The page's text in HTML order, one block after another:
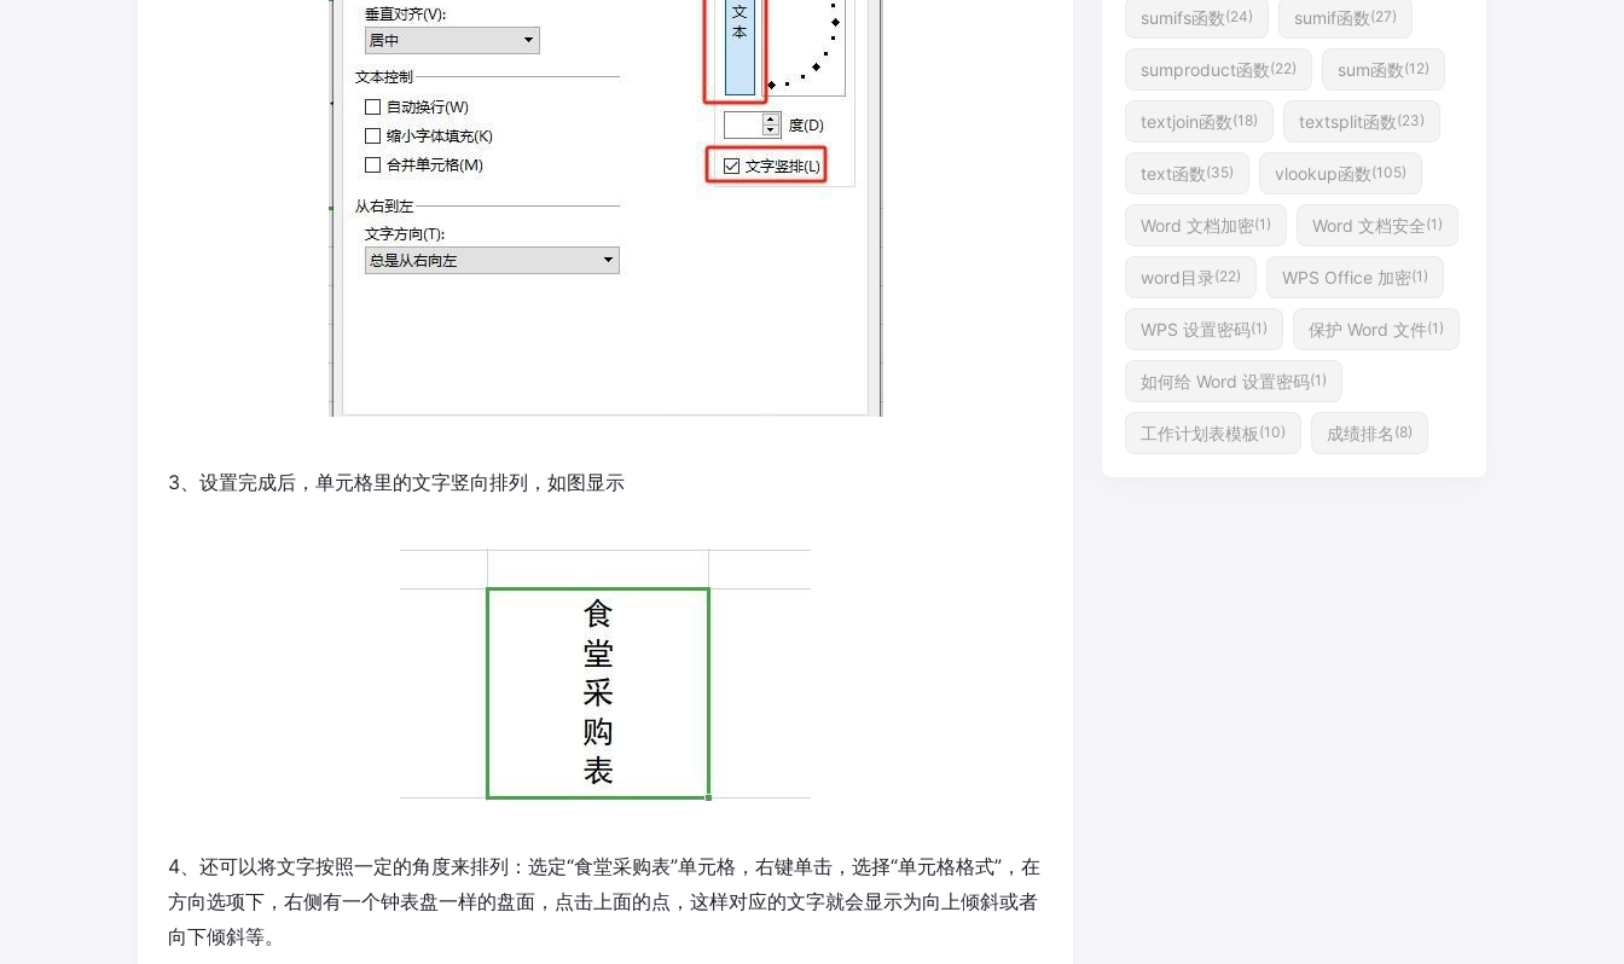
3、设置完成后，单元格里的文字竖向排列，如图显示
4、还可以将文字按照一定的角度来排列：选定“食堂采购表”单元格，右键单击，选择“单元格格式”，在
方向选项下，右侧有一个钟表盘一样的盘面，点击上面的点，这样对应的文字就会显示为向上倾斜或者
向下倾斜等。
sumifs函数(24) sumif函数(27)
sumproduct函数(22) sum函数(12)
textjoin函数(18) textsplit函数(23)
text函数(35) vlookup函数(105)
Word 文档加密(1) Word 文档安全(1)
word目录(22) WPS Office 加密(1)
WPS 设置密码(1) 保护 Word 文件(1)
如何给 Word 设置密码(1)
工作计划表模板 (10) 成绩排名 (8)